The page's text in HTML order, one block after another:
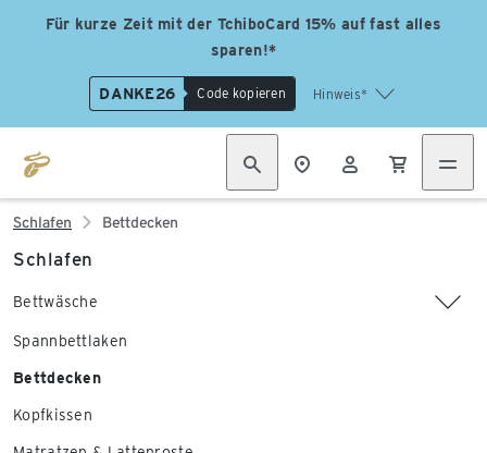
Für kurze Zeit mit der TchiboCard 15% auf fast alles
sparen!*
DANKE26 Code kopieren Hinweis*
Schlafen Bettdecken
Schlafen
Bettwäsche
Spannbettlaken
Bettdecken
Kopfkissen